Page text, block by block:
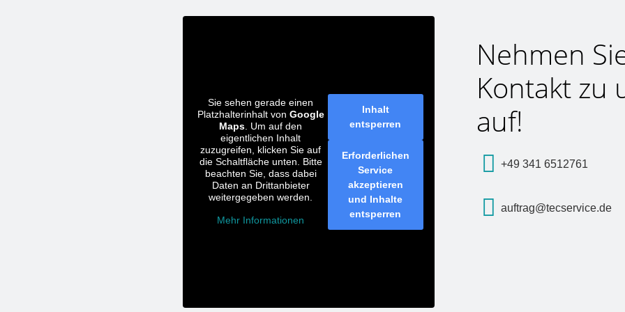
Sie sehen gerade einen
Platzhalterinhalt von Google
Maps. Um auf den
eigentlichen Inhalt
zuzugreifen, klicken Sie auf
die Schaltfläche unten. Bitte
beachten Sie, dass dabei
Daten an Drittanbieter
weitergegeben werden.
Mehr Informationen
Inhalt
entsperren
Erforderlichen
Service
akzeptieren
und Inhalte
entsperren
Nehmen
Kontakt zu
auf!
+49 341 6512761
auftrag@tecservice.de